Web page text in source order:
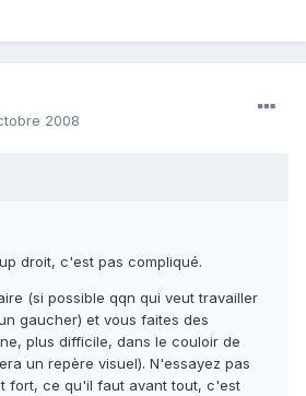
2008
droit, c'est pas compliqué.
(si possible qqn qui veut travailler
gaucher) et vous faites des
plus difficile, dans le couloir de
un repère visuel). N'essayez pas
fort, ce qu'il faut avant tout, c'est